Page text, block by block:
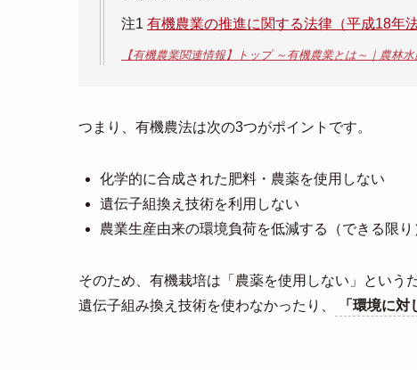
注1 有機農業の推進に関する法律（平成18年
【有機農業関連情報】トップ ～有機農業とは～｜農林
つまり、有機農法は次の3つがポイントです。
化学的に合成された肥料・農薬を使用しない
遺伝子組換え技術を利用しない
農業生産由来の環境負荷を低減する（できる限り
そのため、有機栽培は「農薬を使用しない」という
遺伝子組み換え技術を使わなかったり、
「環境に対